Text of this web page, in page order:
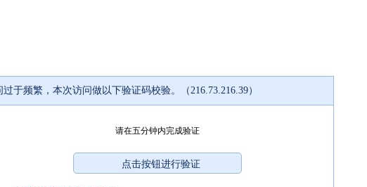
过于频繁，本次访问做以下验证码校验。（216.73.216.39）
请在五分钟内完成验证